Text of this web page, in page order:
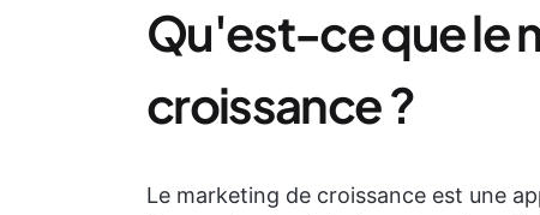
Qu'est-ce que le
croissance ?
Le marketing de croissance est une